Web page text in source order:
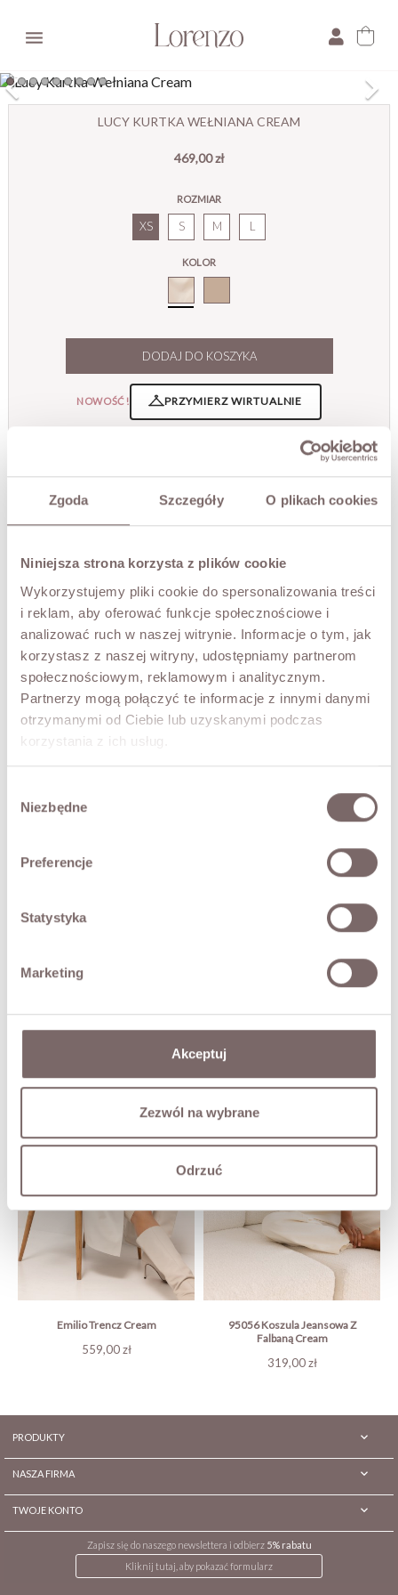
Zgoda Szczegóły O plikach cookies
Niniejsza strona korzysta z plików cookie
Wykorzystujemy pliki cookie do spersonalizowania treści
i reklam, aby oferować funkcje społecznościowe i
analizować ruch w naszej witrynie. Informacje o tym, jak
korzystasz z naszej witryny, udostępniamy partnerom
społecznościowym, reklamowym i analitycznym.
Partnerzy mogą połączyć te informacje z innymi danymi
otrzymanymi od Ciebie lub uzyskanymi podczas
korzystania z ich usług.
zgody
Niezbędne
Preferencje
Statystyka
Marketing
Akceptuj
Zezwól na wybrane
Odrzuć

LUCY KURTKA WEŁNIANA CREAM
469,00 zł
ROZMIAR
XS S M L
KOLOR
Cream_
DODAJ DO KOSZYKA
NOWOŚĆ! PRZYMIERZ WIRTUALNIE
wełniana kurtk, która idealnie wpisuje się w estetykę soft
minimal. Model o luźniejszym kroju zapewnia swobodę i
napy, z praktycznymi kieszeniami i subtelnym kołnierzem
wiosną i jesienią.
• produkt polski,
• zapinana na zamek i zatrzaski,
• posiada podszewkę,
• na rękawach ozdobne marszczenia.
Modelka ma 173 cm wzrostu i prezentuje rozmiar M
MOŻE CIĘ ZAINTERESOWAĆ
Emilio Trencz Cream
Cena
559,00 zł
95056 Koszula Jeansowa Z
Falbaną Cream
Cena
319,00 zł
PRODUKTY 
NASZA FIRMA 
TWOJE KONTO 
Zapisz się do naszego newslettera i odbierz 5% rabatu
Kliknij tutaj, aby pokazać formularz